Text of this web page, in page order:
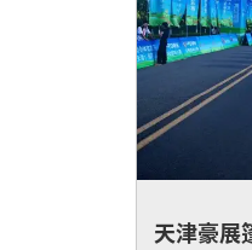
天津豪展